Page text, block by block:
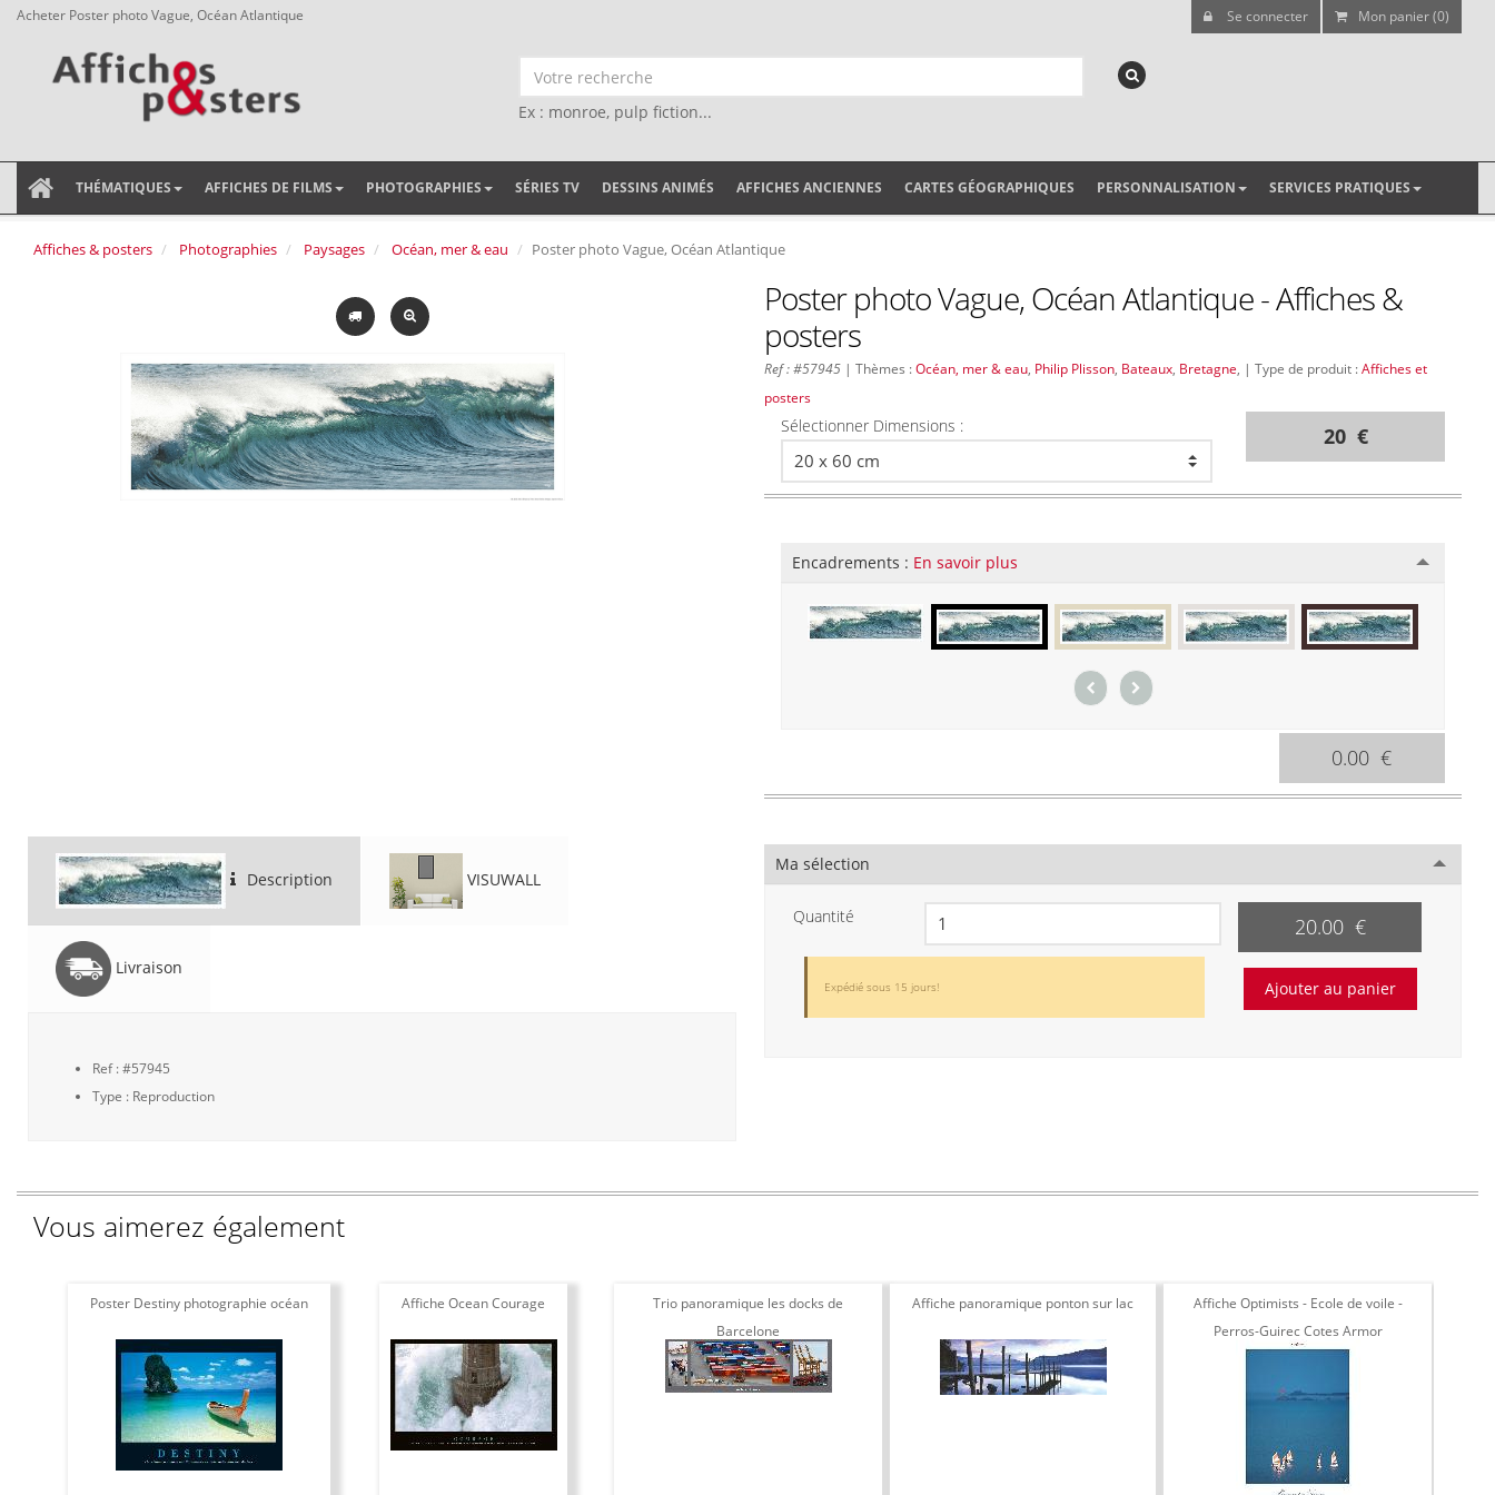
Acheter Poster photo Vague, Océan Atlantique Se connecter Mon panier (0)
Ex : monroe, pulp fiction...
THÉMATIQUES AFFICHES DE FILMS PHOTOGRAPHIES SÉRIES TV DESSINS ANIMÉS AFFICHES ANCIENNES CARTES GÉOGRAPHIQUES PERSONNALISATION SERVICES PRATIQUES
Affiches & posters Photographies Paysages Océan, mer & eau Poster photo Vague, Océan Atlantique
Description VISUWALL
Livraison
Ref : #57945
Type : Reproduction
Poster photo Vague, Océan Atlantique - Affiches &
posters
Ref : #57945 | Thèmes :Océan, mer & eau Philip Plisson Bateaux Bretagne , | Type de produit :Affiches et
posters
Sélectionner Dimensions : 20 €
Encadrements : En savoir plus
0.00 €
Ma sélection
Quantité 20.00 €
Expédié sous 15 jours!
Vous aimerez également
Poster Destiny photographie océan Affiche Ocean Courage
Trio panoramique les docks de
Barcelone
Affiche panoramique ponton sur lac
Affiche Optimists - Ecole de voile -
Perros-Guirec Cotes Armor